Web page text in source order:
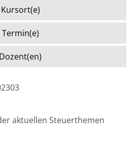
Kursort(e)
Termin(e)
Dozent(en)
aktuellen Steuerthemen